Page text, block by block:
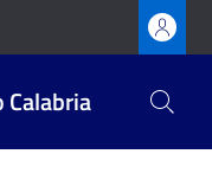
Calabria